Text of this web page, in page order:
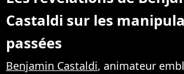
Castaldi sur les
passées
Benjamin Castaldi, animateur